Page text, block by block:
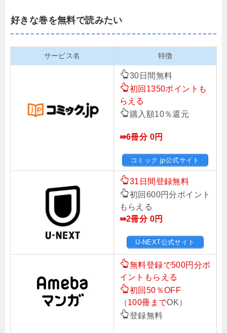
好きな巻を無料で読みたい
サービス名 特徴
30日間無料
初回1350ポイントも
らえる
購入額10％還元
⇛6冊分 0円
コミック.jp公式サイト
31日間登録無料
初回600円分ポイント
もらえる
⇛2冊分 0円
U-NEXT公式サイト
無料登録で500円分ポ
イントもらえる
初回50％OFF
（100冊までOK）
登録無料